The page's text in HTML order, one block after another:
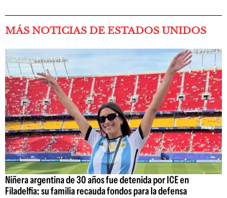
MÁS NOTICIAS DE ESTADOS UNIDOS
Niñera argentina de 30 años fue detenida por ICE en
Filadelfia: su familia recauda fondos para la defensa